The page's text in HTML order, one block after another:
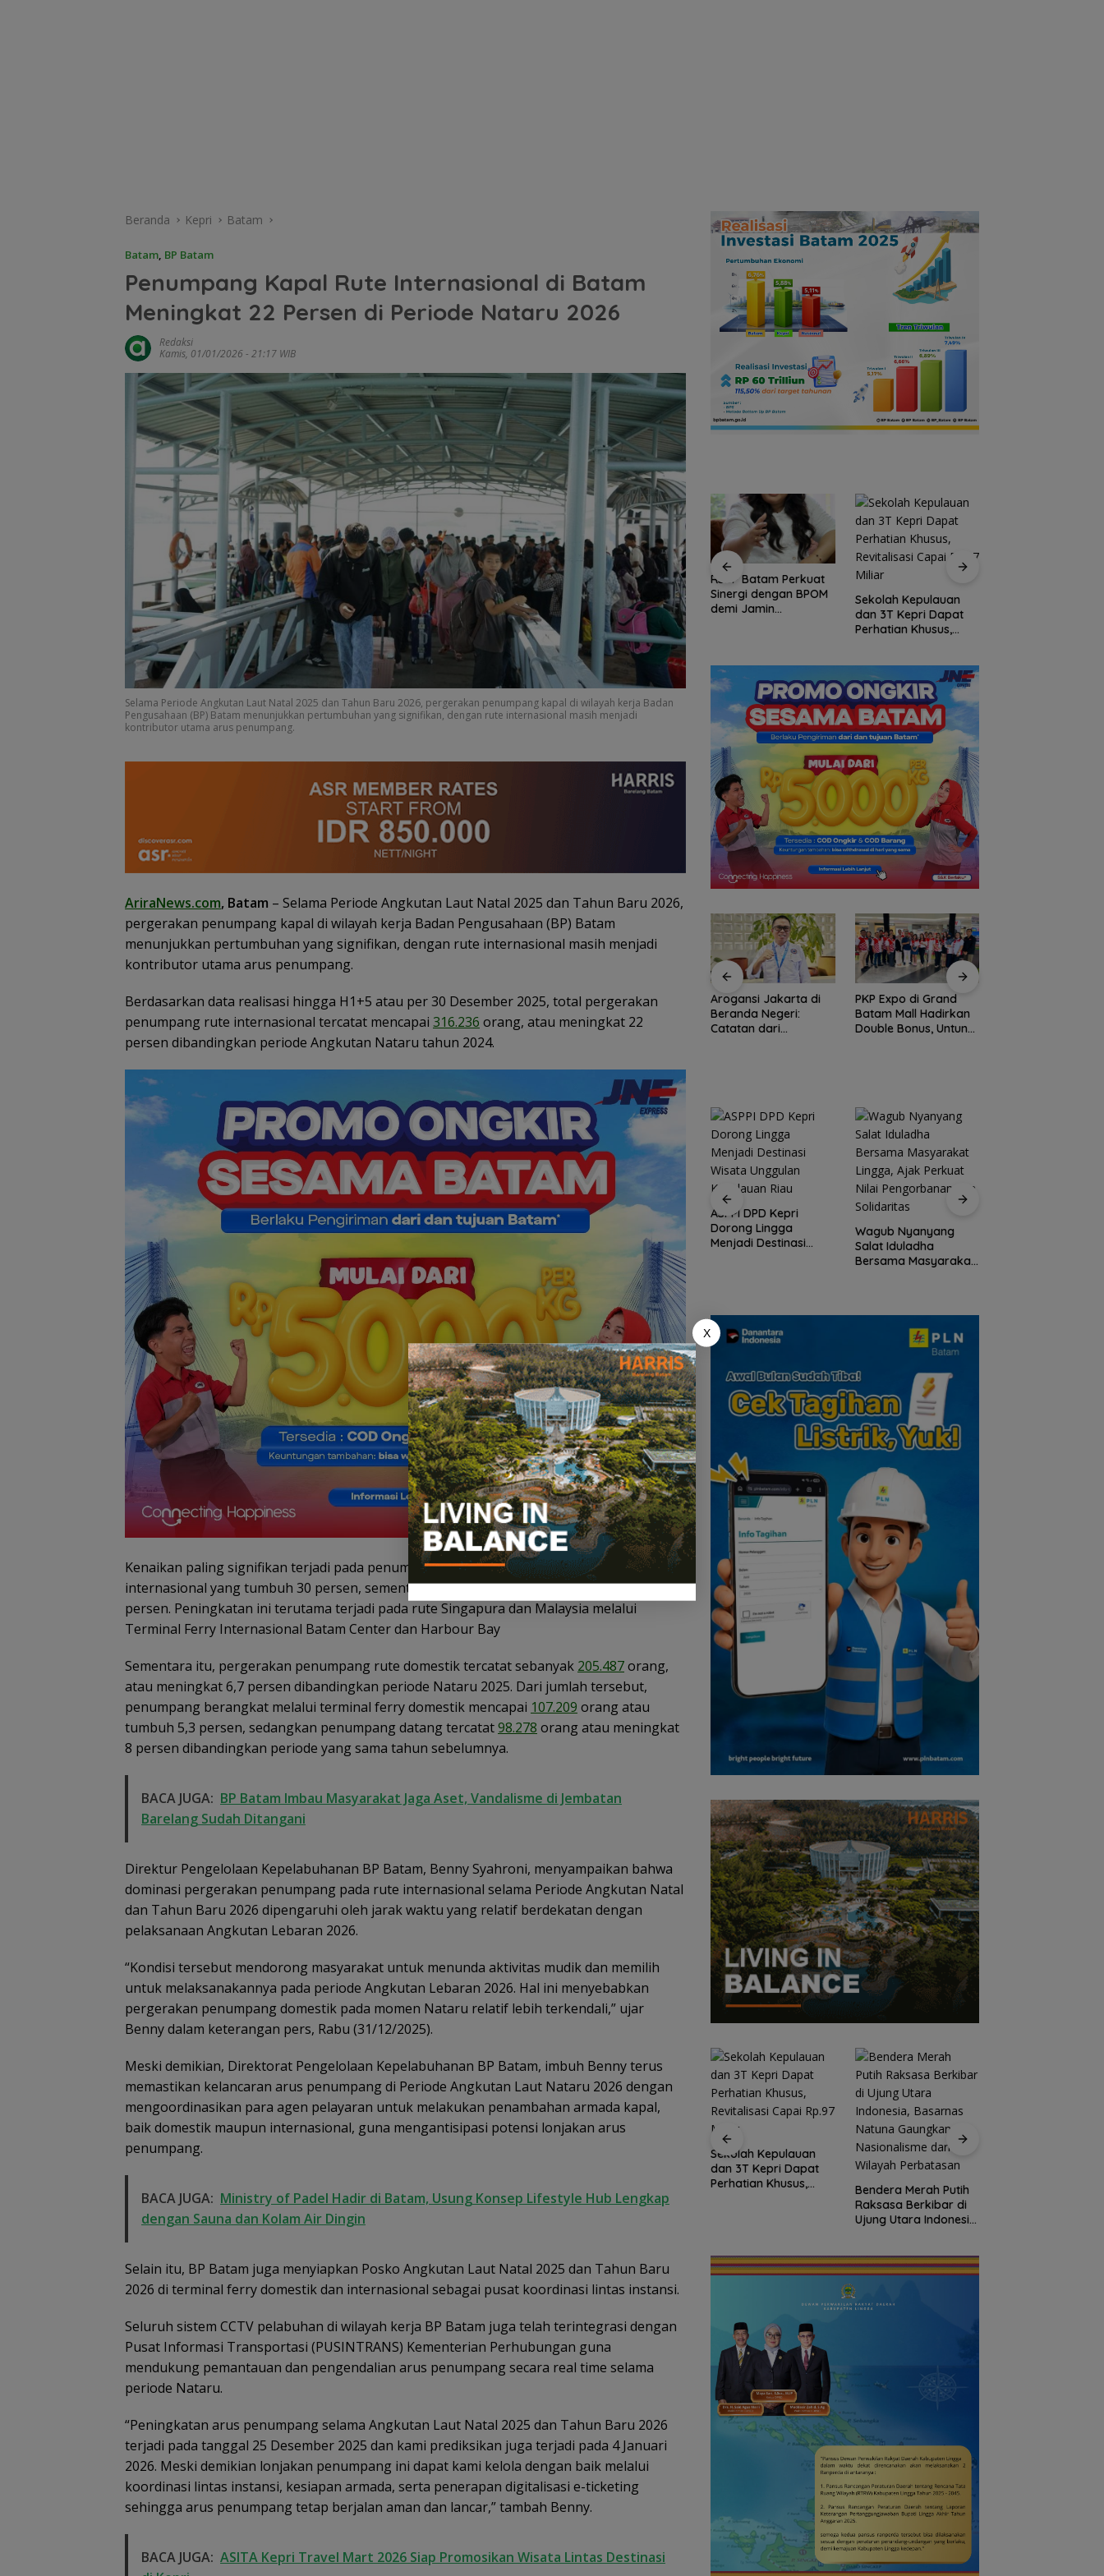
Beranda Kepri Batam
Batam, BP Batam
Penumpang Kapal Rute Internasional di Batam
Meningkat 22 Persen di Periode Nataru 2026
Redaksi
Kamis, 01/01/2026 - 21:17 WIB
Selama Periode Angkutan Laut Natal 2025 dan Tahun Baru 2026, pergerakan penumpang kapal di wilayah kerja Badan
Pengusahaan (BP) Batam menunjukkan pertumbuhan yang signifikan, dengan rute internasional masih menjadi
kontributor utama arus penumpang.
AriraNews.com, Batam – Selama Periode Angkutan Laut Natal 2025 dan Tahun Baru 2026,
pergerakan penumpang kapal di wilayah kerja Badan Pengusahaan (BP) Batam
menunjukkan pertumbuhan yang signifikan, dengan rute internasional masih menjadi
kontributor utama arus penumpang.
Berdasarkan data realisasi hingga H1+5 atau per 30 Desember 2025, total pergerakan
penumpang rute internasional tercatat mencapai 316.236 orang, atau meningkat 22
persen dibandingkan periode Angkutan Nataru tahun 2024.
Kenaikan paling signifikan terjadi pada penumpang berangkat melalui terminal ferry
internasional yang tumbuh 30 persen, sementara penumpang datang meningkat 15
persen. Peningkatan ini terutama terjadi pada rute Singapura dan Malaysia melalui
Terminal Ferry Internasional Batam Center dan Harbour Bay
Sementara itu, pergerakan penumpang rute domestik tercatat sebanyak 205.487orang,
atau meningkat 6,7 persen dibandingkan periode Nataru 2025. Dari jumlah tersebut,
penumpang berangkat melalui terminal ferry domestik mencapai 107.209 orang atau
tumbuh 5,3 persen, sedangkan penumpang datang tercatat98.278 orang atau meningkat
8 persen dibandingkan periode yang sama tahun sebelumnya.
BACA JUGA: BP Batam Imbau Masyarakat Jaga Aset, Vandalisme di Jembatan
Barelang Sudah Ditangani
Direktur Pengelolaan Kepelabuhanan BP Batam, Benny Syahroni, menyampaikan bahwa
dominasi pergerakan penumpang pada rute internasional selama Periode Angkutan Natal
dan Tahun Baru 2026 dipengaruhi oleh jarak waktu yang relatif berdekatan dengan
pelaksanaan Angkutan Lebaran 2026.
“Kondisi tersebut mendorong masyarakat untuk menunda aktivitas mudik dan memilih
untuk melaksanakannya pada periode Angkutan Lebaran 2026. Hal ini menyebabkan
pergerakan penumpang domestik pada momen Nataru relatif lebih terkendali,” ujar
Benny dalam keterangan pers, Rabu (31/12/2025).
Meski demikian, Direktorat Pengelolaan Kepelabuhanan BP Batam, imbuh Benny terus
memastikan kelancaran arus penumpang di Periode Angkutan Laut Nataru 2026 dengan
mengoordinasikan para agen pelayaran untuk melakukan penambahan armada kapal,
baik domestik maupun internasional, guna mengantisipasi potensi lonjakan arus
penumpang.
BACA JUGA: Ministry of Padel Hadir di Batam, Usung Konsep Lifestyle Hub Lengkap
dengan Sauna dan Kolam Air Dingin
Selain itu, BP Batam juga menyiapkan Posko Angkutan Laut Natal 2025 dan Tahun Baru
2026 di terminal ferry domestik dan internasional sebagai pusat koordinasi lintas instansi.
Seluruh sistem CCTV pelabuhan di wilayah kerja BP Batam juga telah terintegrasi dengan
Pusat Informasi Transportasi (PUSINTRANS) Kementerian Perhubungan guna
mendukung pemantauan dan pengendalian arus penumpang secara real time selama
periode Nataru.
“Peningkatan arus penumpang selama Angkutan Laut Natal 2025 dan Tahun Baru 2026
terjadi pada tanggal 25 Desember 2025 dan kami prediksikan juga terjadi pada 4 Januari
2026. Meski demikian lonjakan penumpang ini dapat kami kelola dengan baik melalui
koordinasi lintas instansi, kesiapan armada, serta penerapan digitalisasi e-ticketing
sehingga arus penumpang tetap berjalan aman dan lancar,” tambah Benny.
BACA JUGA: ASITA Kepri Travel Mart 2026 Siap Promosikan Wisata Lintas Destinasi
PKP Expo di Grand
Batam Mall Hadirkan
Double Bonus, Untung
Berkali-kali
Amsakar Achmad
Resmi Buka Batam
Grassroot Football
Festival 2026, Buka
Jalan Talenta Muda
Batam ke Level
Internasional
Persiapan HUT ke-81
RI di Natuna Sudah 80
Persen, Libatkan TNI-
Polri hingga Tim Medis
RSBP Batam Perkuat
Sinergi dengan BPOM
demi Jamin
Sekolah Kepulauan
dan 3T Kepri Dapat
Perhatian Khusus,
Konjen RI Johor
Dukung Penuh Family
Rally Wisata dan
International Soccer
Ratusan Wisatawan
Malaysia Bakal
Jelajahi Batam dalam
Family Rally Wisata
RSBP Batam Perkuat
Sinergi dengan BPOM
demi Jamin
Arogansi Jakarta di
Beranda Negeri:
Catatan dari
PKP Expo di Grand
Batam Mall Hadirkan
Double Bonus, Untung
Rekrutmen Calon
Anggota Polri di
Lingga, Uang
Dikembalikan dan
Diselesaikan Secara
Kekeluargaan
Demo di Jakarta,
PKH Tinjau Kerusakan
Hutan di Kabupaten
Lingga Akibat Kebun
ASPPI Inisiasi Paket
Wisata dan Budaya
dari Batam ke Lingga
ASPPI DPD Kepri
Dorong Lingga
Menjadi Destinasi
Wagub Nyanyang
Salat Iduladha
Bersama Masyarakat
Korupsi APBDes
Rugikan Negara
Rp533 Juta
MPLS Perdana Tahun
Polri hingga Tim Medis
Sekolah Kepulauan
dan 3T Kepri Dapat
Perhatian Khusus,
Bendera Merah Putih
Raksasa Berkibar di
Ujung Utara Indonesia,
Nasionalisme dari
Wilayah Perbatasan
X